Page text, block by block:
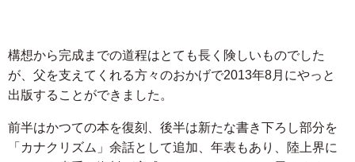
構想から完成までの道程はとても長く険しいものでした
が、父を支えてくれる方々のおかげで2013年8月にやっと
出版することができました。
前半はかつての本を復刻、後半は新たな書き下ろし部分を
「カナクリズム」余話として追加、年表もあり、陸上界に